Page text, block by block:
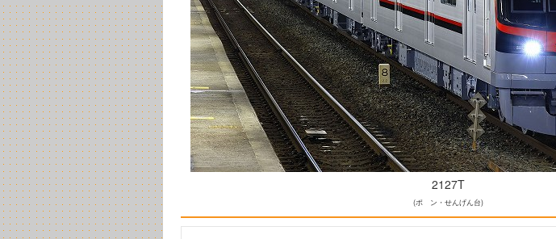
2127T
(ポ ン・せんげん台)